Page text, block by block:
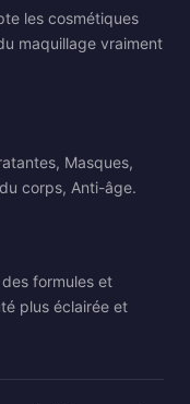
les cosmétiques
maquillage vraiment
Masques,
corps, Anti-âge.
formules et
plus éclairée et